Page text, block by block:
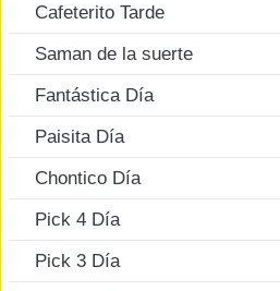
Cafeterito Tarde
Saman de la suerte
Fantástica Día
Paisita Día
Chontico Día
Pick 4 Día
Pick 3 Día